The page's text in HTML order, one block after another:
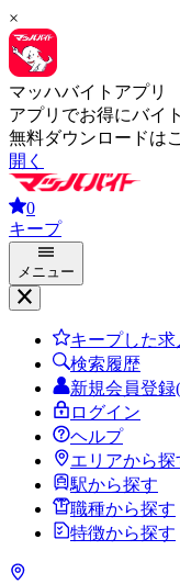
×
マッハバイトアプリ
アプリでお得にバイ
無料ダウンロードは
開く
0
キープ
メニュー
キープした求
検索履歴
新規会員登録
ログイン
ヘルプ
エリアから探
駅から探す
職種から探す
特徴から探す